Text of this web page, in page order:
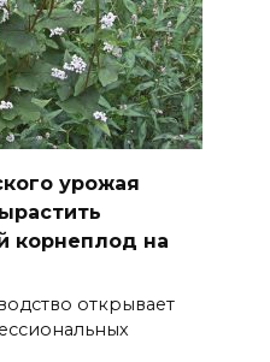
урожая
корнеплод на
открывает